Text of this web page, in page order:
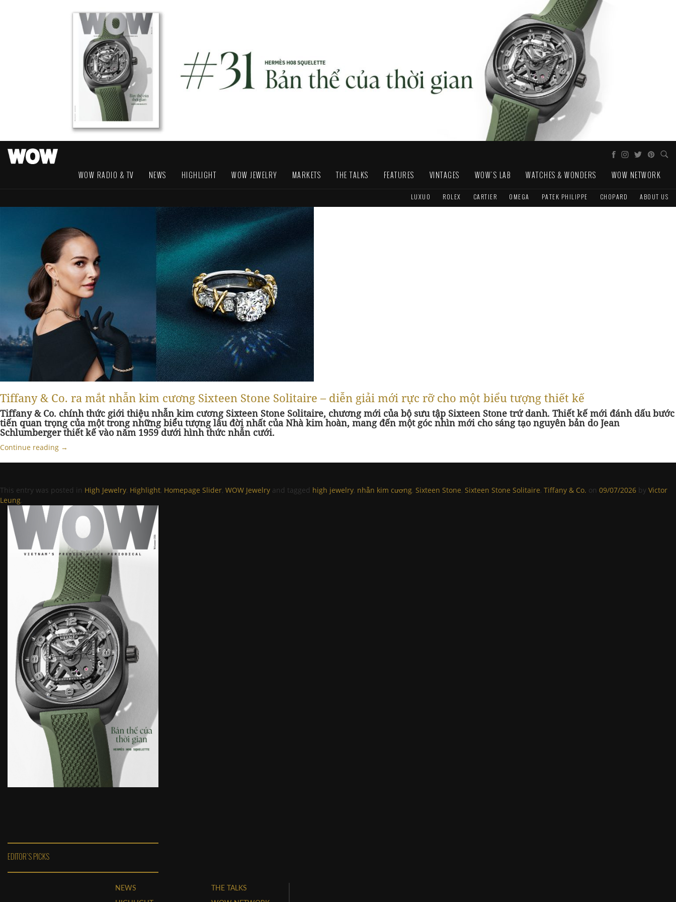
WOW RADIO & TV NEWS HIGHLIGHT WOW JEWELRY MARKETS THE TALKS FEATURES VINTAGES WOW'S LAB WATCHES & WONDERS WOW NETWORK
LUXUO ROLEX CARTIER OMEGA PATEK PHILIPPE CHOPARD ABOUT US
Tiffany & Co. ra mắt nhẫn kim cương Sixteen Stone Solitaire – diễn giải mới rực rỡ cho một biểu tượng thiết kế
Tiffany & Co. chính thức giới thiệu nhẫn kim cương Sixteen Stone Solitaire, chương mới của bộ sưu tập Sixteen Stone trứ danh. Thiết kế mới đánh dấu bước
tiến quan trọng của một trong những biểu tượng lâu đời nhất của Nhà kim hoàn, mang đến một góc nhìn mới cho sáng tạo nguyên bản do Jean
Schlumberger thiết kế vào năm 1959 dưới hình thức nhẫn cưới.
Continue reading →
This entry was posted in High Jewelry, Highlight, Homepage Slider, WOW Jewelry and tagged high jewelry, nhẫn kim cương, Sixteen Stone, Sixteen Stone Solitaire, Tiffany & Co. on 09/07/2026 by Victor
Leung.
EDITOR'S PICKS
NEWS
THE TALKS